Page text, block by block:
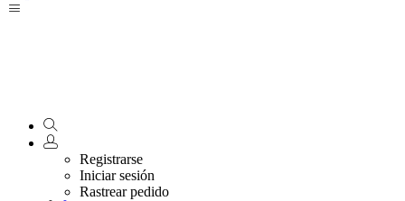
Registrarse
Iniciar sesión
Rastrear pedido